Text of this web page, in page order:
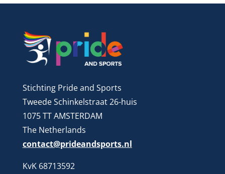
Stichting Pride and Sports
Tweede Schinkelstraat 26-huis
1075 TT AMSTERDAM
The Netherlands
contact@prideandsports.nl
KvK 68713592